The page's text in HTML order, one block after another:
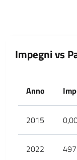
Impegni vs
Anno
2015
2022